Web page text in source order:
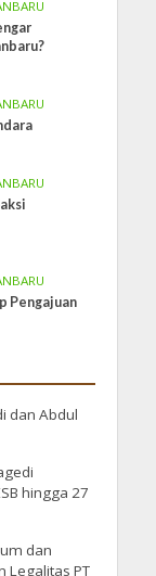
Pengajuan
dan Abdul
hingga 27
dan
Legalitas PT